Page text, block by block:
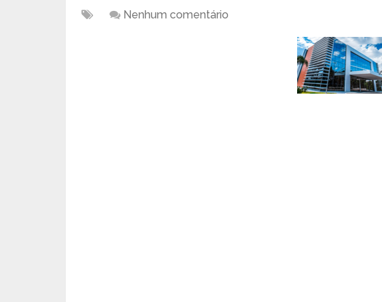
Nenhum comentário